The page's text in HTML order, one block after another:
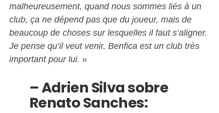
malheureusement, quand nous sommes liés à un
club, ça ne dépend pas que du joueur, mais de
beaucoup de choses sur lesquelles il faut s’aligner.
Je pense qu’il veut venir, Benfica est un club très
important pour lui. »
– Adrien Silva sobre
Renato Sanches: